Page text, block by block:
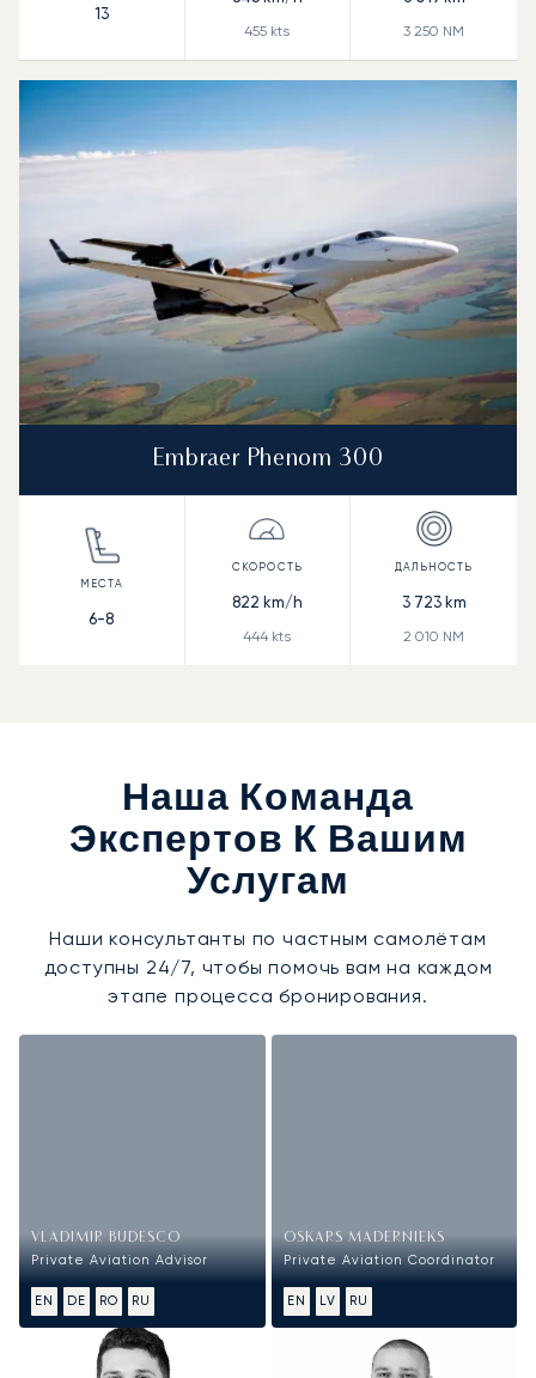
13
455 kts 3 250 NM
Embraer Phenom 300
6-8
822 km/h
444 kts
3 723km
2 010 NM
Наша Команда
Экспертов К Вашим
Услугам
Наши консультанты по частным самолётам
доступны 24/7, чтобы помочь вам на каждом
этапе процесса бронирования.
VLADIMIR BUDESCO
Private Aviation Advisor
EN DE RO RU
OSKARS MADERNIEKS
Private Aviation Coordinator
EN LV RU